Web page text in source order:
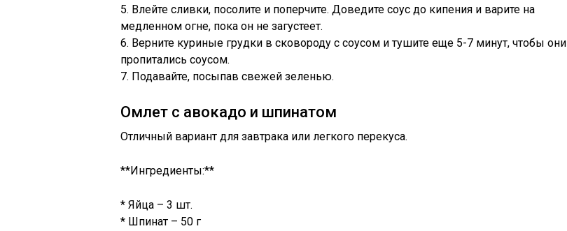
5. Влейте сливки, посолите и поперчите. Доведите соус до кипения и варите на
медленном огне, пока он не загустеет.
6. Верните куриные грудки в сковороду с соусом и тушите еще 5-7 минут, чтобы они
пропитались соусом.
7. Подавайте, посыпав свежей зеленью.
Омлет с авокадо и шпинатом
Отличный вариант для завтрака или легкого перекуса.
**Ингредиенты:**
* Яйца – 3 шт.
* Шпинат – 50 г